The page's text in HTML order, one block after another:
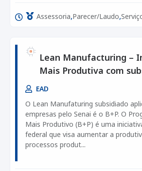
Assessoria,Parecer/Laudo,
Lean Manufacturing –
Mais Produtiva com
EAD
O Lean Manufaturing subsidiado
empresas pelo Senai é o B+P. O
Mais Produtivo (B+P) é uma
federal que visa aumentar a
processos produt...